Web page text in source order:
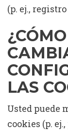
(p. ej.,
LAS
Usted puede
cookies (p.